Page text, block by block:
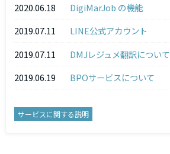
2020.06.18
DigiMarJob の機能
2019.07.11
LINE公式アカウント
2019.07.11
DMJレジュメ翻訳について
2019.06.19
BPOサービスについて
サービスに関する説明